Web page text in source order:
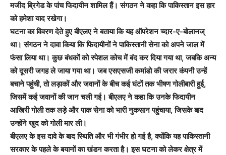
मजीद ब्रिगेड के पांच फिदायीन शामिल हैं। संगठन ने कहा कि पाकिस्तान इस हार
को हमेशा याद रखेगा।
घटना का विवरण देते हुए बीएलए ने बताया कि यह ऑपरेशन च्दार-ए-बोलानज्
था। संगठन ने दावा किया कि फिदायीनों ने पाकिस्तानी सेना को अपने जाल में
फंसा लिया था। कुछ बंधकों को स्पेशल कोच में बंद कर दिया गया था, जबकि अन्य
को दूसरी जगह ले जाया गया था। जब एसएसजी कमांडो की जरार कंपनी उन्हें
बचाने पहुंची, तो लड़ाकों और जवानों के बीच कई घंटों तक भीषण गोलीबारी हुई,
जिसमें कई जवानों की जान चली गई। बीएलए ने कहा कि उनके फिदायीन
आखिरी गोली तक लड़े और पाक सेना को भारी नुकसान पहुंचाया, जिसके बाद
उन्होंने खुद को गोली मार ली।
बीएलए के इस दावे के बाद स्थिति और भी गंभीर हो गई है, क्योंकि यह पाकिस्तानी
सरकार के पहले के बयानों का खंडन करता है। इस घटना को लेकर क्षेत्र में